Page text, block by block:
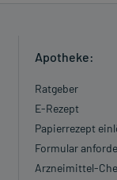
Apotheke:
Ratgeber
E-Rezept
Papierrezept
Formular
Arzneimittel-